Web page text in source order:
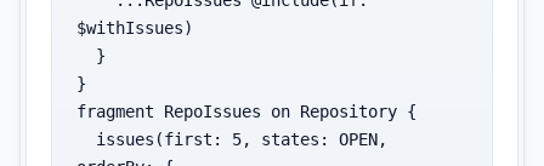
$withIssues)
}
fragment RepoIssues on Repository {